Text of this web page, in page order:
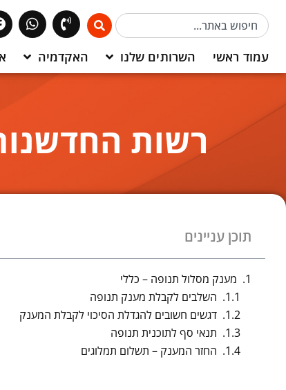
עמוד ראשי השרותים שלנו האקדמיה
רשות
תוכן עניינים
מענק מסלול תנופה – כללי
השלבים לקבלת מענק תנופה
דגשים חשובים להגדלת הסיכוי לקבלת המענק
תנאי סף לתוכנית תנופה
החזר המענק – תשלום תמלוגים